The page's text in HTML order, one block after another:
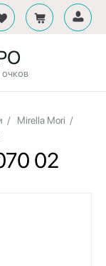
/ Mirella Mori /
02